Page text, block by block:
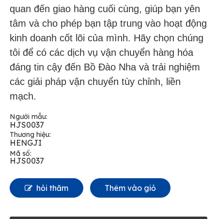
quan đến giao hàng cuối cùng, giúp bạn yên
tâm và cho phép bạn tập trung vào hoạt động
kinh doanh cốt lõi của mình. Hãy chọn chúng
tôi để có các dịch vụ vận chuyển hàng hóa
đáng tin cậy đến Bồ Đào Nha và trải nghiệm
các giải pháp vận chuyển tùy chỉnh, liền
mạch.
Người mẫu:
HJS0037
Thương hiệu:
HENGJI
Mã số:
HJS0037
hỏi thăm Thêm vào giỏ